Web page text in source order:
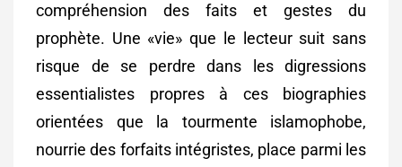
compréhension des faits et gestes du
prophète. Une «vie» que le lecteur suit sans
risque de se perdre dans les digressions
essentialistes propres à ces biographies
orientées que la tourmente islamophobe,
nourrie des forfaits intégristes, place parmi les